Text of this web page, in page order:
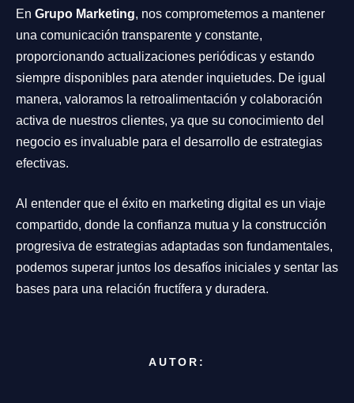
En Grupo Marketing, nos comprometemos a mantener
una comunicación transparente y constante,
proporcionando actualizaciones periódicas y estando
siempre disponibles para atender inquietudes. De igual
manera, valoramos la retroalimentación y colaboración
activa de nuestros clientes, ya que su conocimiento del
negocio es invaluable para el desarrollo de estrategias
efectivas.
Al entender que el éxito en marketing digital es un viaje
compartido, donde la confianza mutua y la construcción
progresiva de estrategias adaptadas son fundamentales,
podemos superar juntos los desafíos iniciales y sentar las
bases para una relación fructífera y duradera.
AUTOR: